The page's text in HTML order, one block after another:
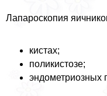
Лапароскопия
кистах;
поликистозе;
эндометриозных